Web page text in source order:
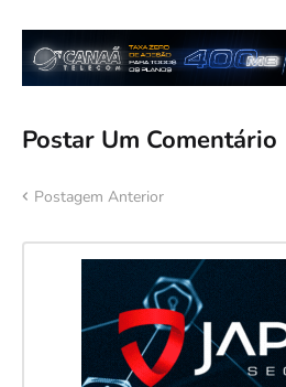
Postar Um Comentário
Postagem Anterior